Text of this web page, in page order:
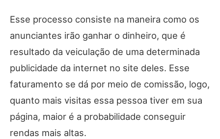
Esse processo consiste na maneira como os
anunciantes irão ganhar o dinheiro, que é
resultado da veiculação de uma determinada
publicidade da internet no site deles. Esse
faturamento se dá por meio de comissão, logo,
quanto mais visitas essa pessoa tiver em sua
página, maior é a probabilidade conseguir
rendas mais altas.